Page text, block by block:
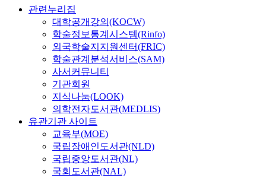
관련누리집
대학공개강의(KOCW)
학술정보통계시스템(Rinfo)
외국학술지지원센터(FRIC)
학술관계분석서비스(SAM)
사서커뮤니티
기관회원
지식나눔(LOOK)
의학전자도서관(MEDLIS)
유관기관 사이트
교육부(MOE)
국립장애인도서관(NLD)
국립중앙도서관(NL)
국회도서관(NAL)